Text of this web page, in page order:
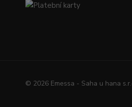
© 2026 Emessa - Saha u hana